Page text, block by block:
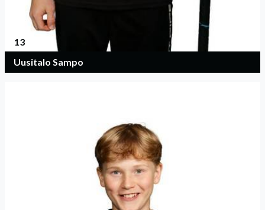
13
Uusitalo Sampo